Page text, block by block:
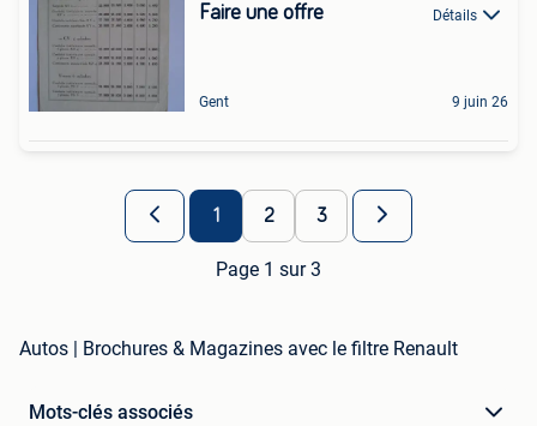
Faire une offre Détails
Gent 9 juin 26
1 2 3
Page 1 sur 3
Autos | Brochures & Magazines avec le filtre Renault
Mots-clés associés